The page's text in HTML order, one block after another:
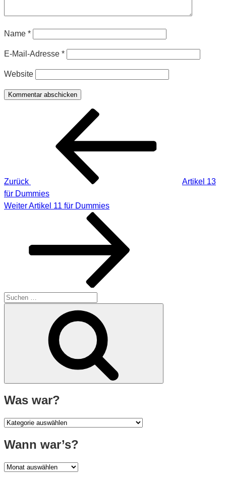
Name *
E-Mail-Adresse *
Website
Beitragsnavigation
Zurück
Artikel 13
für Dummies
Nächster
WeiterArtikel 11 für Dummies
Suche
Was war?
Was
Wann war’s?
Wann